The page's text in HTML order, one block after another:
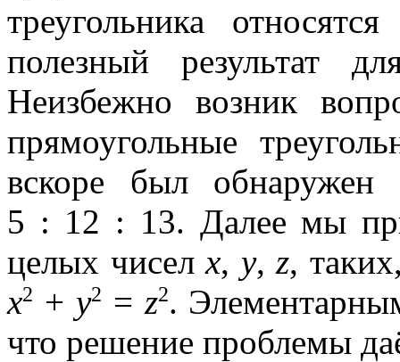
треугольника
полезный результат
Неизбежно возник
прямоугольные
вскоре был обнаружен
5 : 12 : 13. Далее мы
целых чиселx, y, z,
x2 + y2 = z2.
что решение проблемы